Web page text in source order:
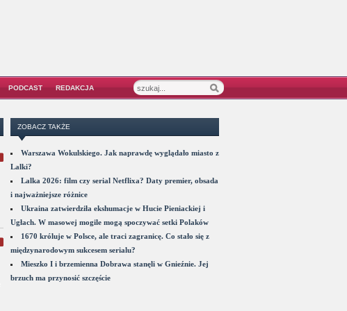
PODCAST REDAKCJA
ZOBACZ TAKŻE
Warszawa Wokulskiego. Jak naprawdę wyglądało miasto z
Lalki?
Lalka 2026: film czy serial Netflixa? Daty premier, obsada
i najważniejsze różnice
Ukraina zatwierdziła ekshumacje w Hucie Pieniackiej i
Ugłach. W masowej mogile mogą spoczywać setki Polaków
1670 króluje w Polsce, ale traci zagranicę. Co stało się z
międzynarodowym sukcesem serialu?
Mieszko I i brzemienna Dobrawa stanęli w Gnieźnie. Jej
brzuch ma przynosić szczęście